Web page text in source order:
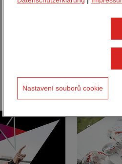
Kde
STRABAG se zaměřuje
Nastavení souborů cookie